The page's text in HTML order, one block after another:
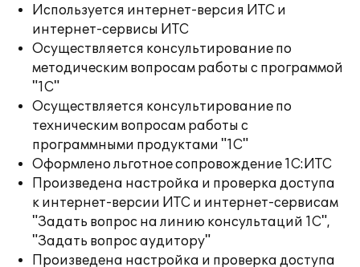
Используется интернет-версия ИТС и
интернет-сервисы ИТС
Осуществляется консультирование по
методическим вопросам работы с программой
"1С"
Осуществляется консультирование по
техническим вопросам работы с
программными продуктами "1С"
Оформлено льготное сопровождение 1С:ИТС
Произведена настройка и проверка доступа
к интернет-версии ИТС и интернет-сервисам
"Задать вопрос на линию консультаций 1С",
"Задать вопрос аудитору"
Произведена настройка и проверка доступа